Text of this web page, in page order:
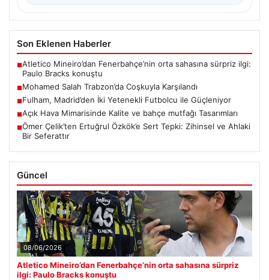
Son Eklenen Haberler
■Atletico Mineiro’dan Fenerbahçe’nin orta sahasına sürpriz ilgi:
Paulo Bracks konuştu
■Mohamed Salah Trabzon’da Coşkuyla Karşılandı
■Fulham, Madrid’den İki Yetenekli Futbolcu ile Güçleniyor
■Açık Hava Mimarisinde Kalite ve bahçe mutfağı Tasarımları
■Ömer Çelik’ten Ertuğrul Özkök’e Sert Tepki: Zihinsel ve Ahlaki
Bir Seferattır
Güncel
08/06/2026
Atletico Mineiro’dan Fenerbahçe’nin orta sahasına sürpriz
ilgi: Paulo Bracks konuştu